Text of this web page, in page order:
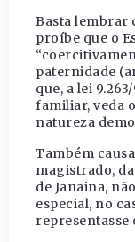
Basta lembrar
proíbe que o
paternidade
que, a lei
familiar, veda
natureza
Também
magistrado,
de Janaina,
especial, no
representasse